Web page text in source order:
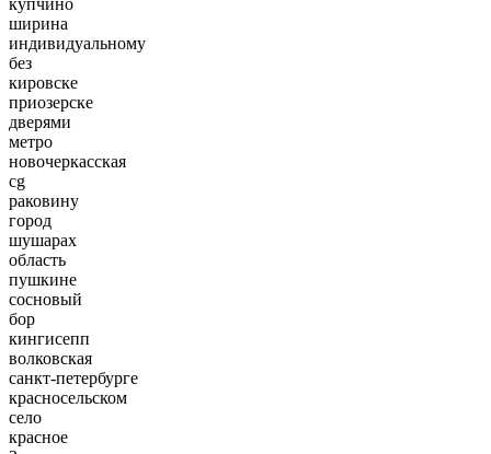
ширина
индивидуальному
без
кировске
приозерске
дверями
метро
новочеркасская
cg
раковину
город
шушарах
область
пушкине
сосновый
бор
кингисепп
волковская
санкт-петербурге
красносельском
село
красное